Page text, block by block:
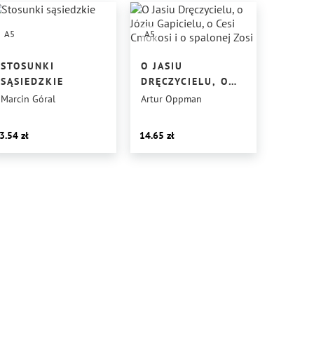
A5
STOSUNKI
SĄSIEDZKIE
Marcin Góral
3.54
A5
O JASIU
DRĘCZYCIELU, O
JÓZIU GAPICIELU,
Artur Oppman
14.65